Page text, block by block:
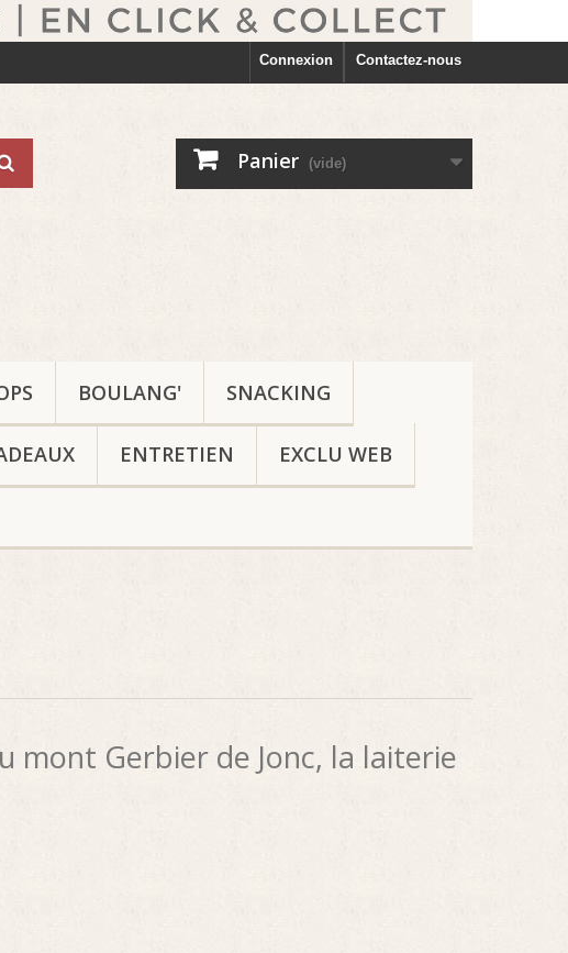
Contactez-nous
Connexion
Panier (vide)
BOULANG' SNACKING
ENTRETIEN EXCLU WEB
mont Gerbier de Jonc, la laiterie